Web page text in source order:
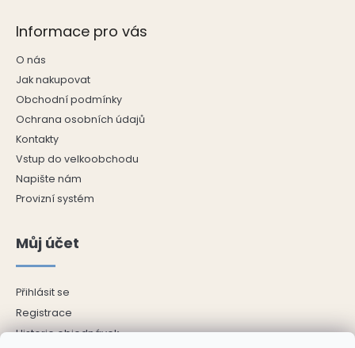
Informace pro vás
O nás
Jak nakupovat
Obchodní podmínky
Ochrana osobních údajů
Kontakty
Vstup do velkoobchodu
Napište nám
Provizní systém
Můj účet
Přihlásit se
Registrace
Historie objednávek